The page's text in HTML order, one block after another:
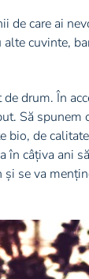
de care ai
alte cuvinte,
drum. În
Să spunem
bio, de
în câțiva ani
și se va